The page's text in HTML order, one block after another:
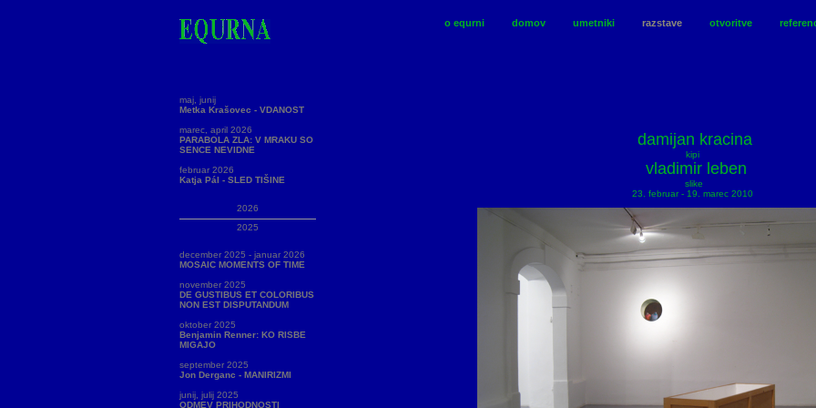
o equrni domov umetniki razstave otvoritve
maj, junij
Metka Krašovec - VDANOST
marec, april 2026
PARABOLA ZLA: V MRAKU SO
SENCE NEVIDNE
februar 2026
Katja Pál - SLED TIŠINE
2026
2025
december 2025 - januar 2026
MOSAIC MOMENTS OF TIME
november 2025
DE GUSTIBUS ET COLORIBUS
NON EST DISPUTANDUM
oktober 2025
Benjamin Renner: KO RISBE
MIGAJO
september 2025
Jon Derganc - MANIRIZMI
junij, julij 2025
ODMEV PRIHODNOSTI
damijan kracina
kipi
vladimir leben
slike
23. februar - 19. marec 2010